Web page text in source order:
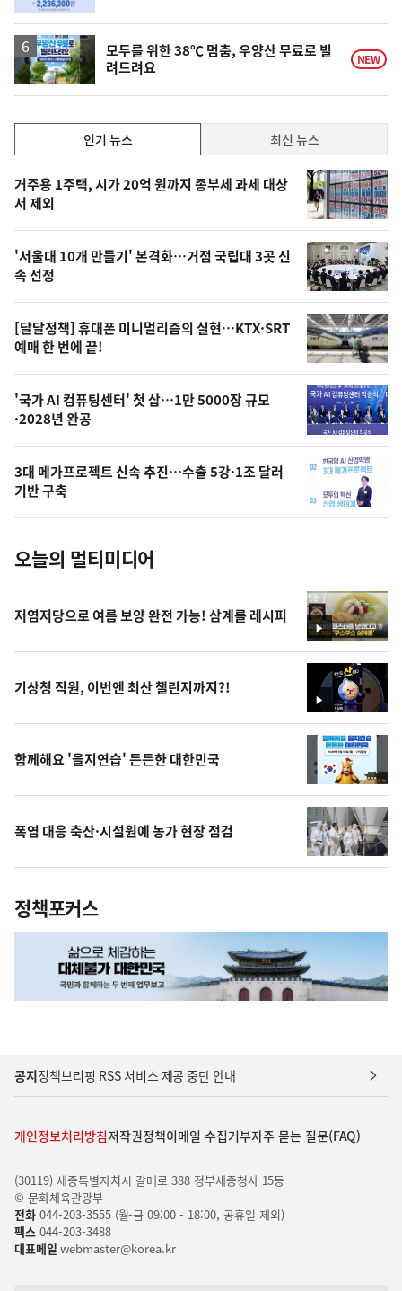
모두를 위한 38℃ 멈춤, 우양산 무료로 빌
려드려요
NEW
기,
최
신,
오
늘
의
영
상
오
의
사
진
인기 뉴스 최신 뉴스
인
기
뉴
스
거주용 1주택, 시가 20억 원까지 종부세 과세 대상
서 제외
'서울대 10개 만들기' 본격화…거점 국립대 3곳 신
속 선정
[달달정책] 휴대폰 미니멀리즘의 실현…KTX·SRT
예매 한 번에 끝!
'국가 AI 컴퓨팅센터' 첫 삽…1만 5000장 규모
·2028년 완공
3대 메가프로젝트 신속 추진…수출 5강·1조 달러
기반 구축
오늘의 멀티미디어
영
상
저염저당으로 여름 보양 완전 가능! 삼계롤 레시피
영
상
기상청 직원, 이번엔 최산 챌린지까지?!
함께해요 '을지연습' 든든한 대한민국
폭염 대응 축산·시설원예 농가 현장 점검
정책포커스
공지정책브리핑 RSS 서비스 제공 중단 안내
개인정보처리방침저작권정책이메일 수집거부자주 묻는 질문(FAQ)
(30119) 세종특별자치시 갈매로 388 정부세종청사 15동
© 문화체육관광부
전화044-203-3555 (월-금 09:00 - 18:00, 공휴일 제외)
팩스044-203-3488
대표메일 webmaster@korea.kr